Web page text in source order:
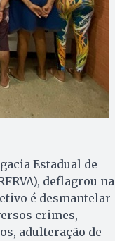
Estadual de
deflagrou na
é desmantelar
crimes,
adulteração de